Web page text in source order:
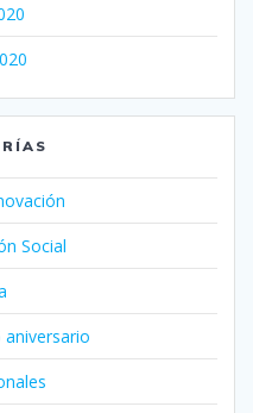
Social
aniversario